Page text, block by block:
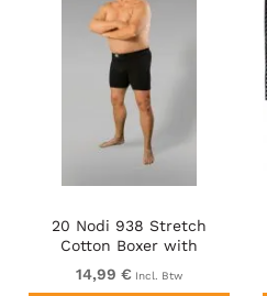
20 Nodi 938 Stretch
Cotton Boxer with
Embroidered Long Leg
Black
14,99 € Incl. Btw